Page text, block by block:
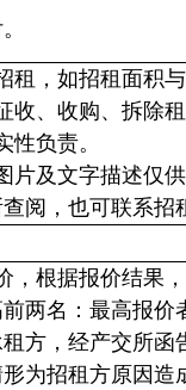
租，如招租面积
收、收购、拆除
性负责。
片及文字描述仅
阅，也可联系招
，根据报价结果
两名：最高报
方，经产交所
为招租方原因造